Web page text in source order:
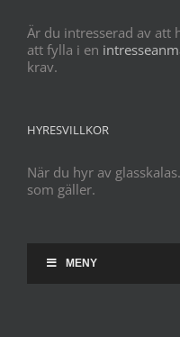
Är du intresserad av att
att fylla i en
krav.
HYRESVILLKOR
När du hyr av
som gäller.
MENY